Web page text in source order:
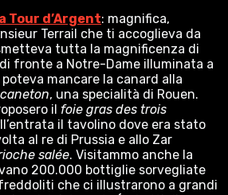
Tour d’Argent: magnifica,
Terrail che ti accoglieva da
tutta la magnificenza di
fronte a Notre-Dame illuminata a
mancare la canard alla
caneton, una specialità di Rouen.
il foie gras des trois
il tavolino dove era stato
al re di Prussia e allo Zar
salée. Visitammo anche la
200.000 bottiglie sorvegliate
che ci illustrarono a grandi